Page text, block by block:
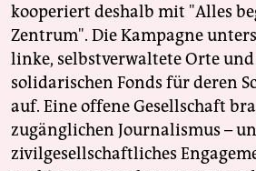
kooperiert deshalb mit "Alles
Zentrum". Die Kampagne
linke, selbstverwaltete Orte
solidarischen Fonds für deren
auf. Eine offene Gesellschaft
zugänglichen Journalismus –
zivilgesellschaftliches